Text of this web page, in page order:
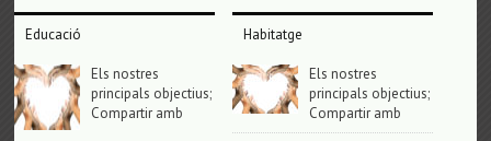
Educació
Els nostres
principals objectius;
Compartir amb
Habitatge
Els nostres
principals objectius;
Compartir amb